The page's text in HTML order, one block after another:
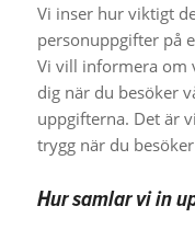
Vi inser hur viktigt
personuppgifter på
Vi vill informera om
dig när du besöker
uppgifterna. Det är
trygg när du
Hur samlar vi in